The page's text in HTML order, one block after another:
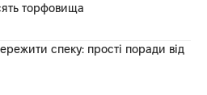
торфовища
спеку: прості поради від